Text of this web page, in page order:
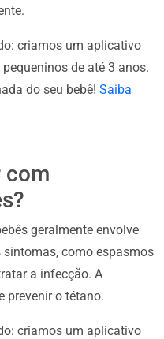
criamos um aplicativo
de até 3 anos.
do seu bebê! Saiba
com
geralmente envolve
como espasmos
a infecção. A
prevenir o tétano.
criamos um aplicativo